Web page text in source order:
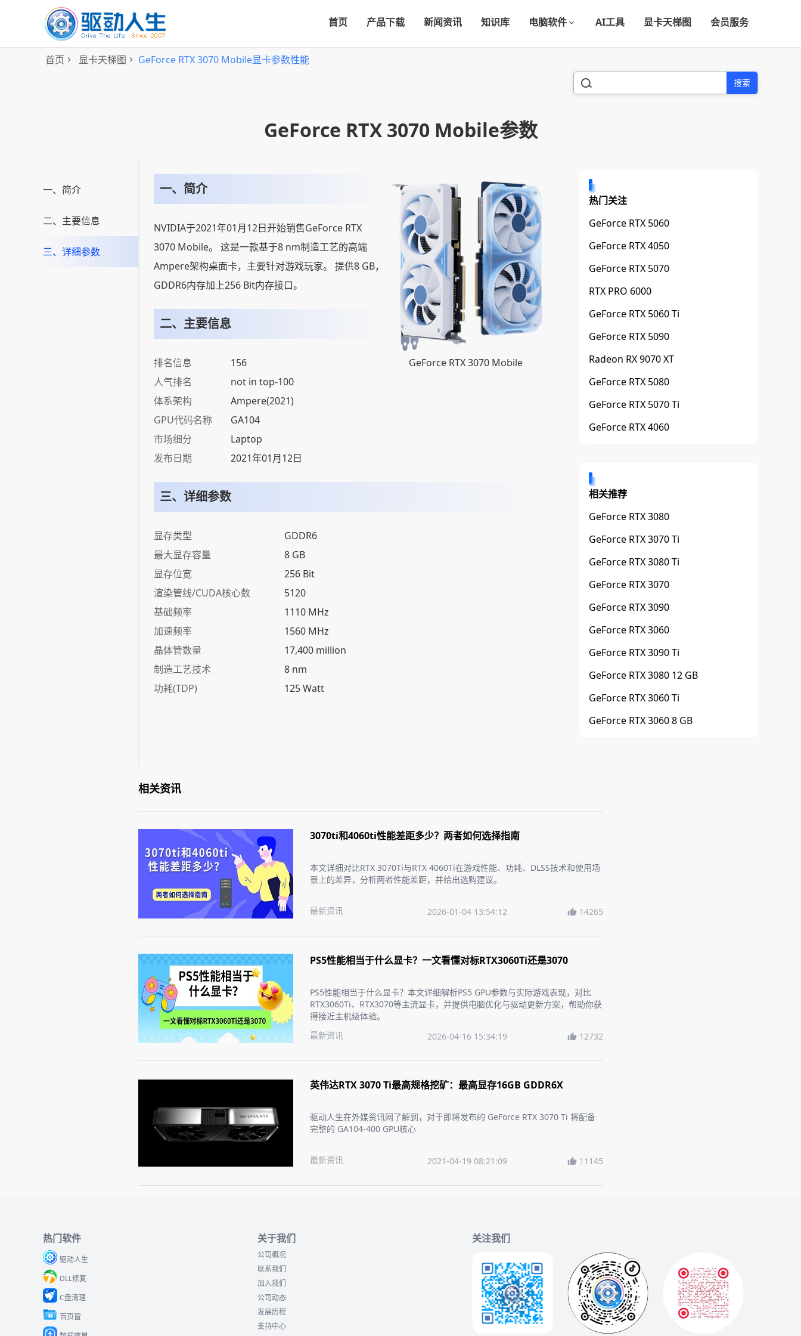
首页 产品下载 新闻资讯 知识库 电脑软件 AI工具 显卡天梯图 会员服务
首页 显卡天梯图 GeForce RTX 3070 Mobile显卡参数性能
搜索
GeForce RTX 3070 Mobile参数
一、简介
二、主要信息
三、详细参数
一、简介
NVIDIA于2021年01月12日开始销售GeForce RTX
3070 Mobile。 这是一款基于8 nm制造工艺的高端
Ampere架构桌面卡，主要针对游戏玩家。 提供8 GB，
GDDR6内存加上256 Bit内存接口。
二、主要信息
排名信息
156
人气排名
not in top-100
体系架构
Ampere(2021)
GPU代码名称
GA104
市场细分
Laptop
发布日期
2021年01月12日
GeForce RTX 3070 Mobile
三、详细参数
显存类型
GDDR6
最大显存容量
8 GB
显存位宽
256 Bit
渲染管线/CUDA核心数
5120
基础频率
1110 MHz
加速频率
1560 MHz
晶体管数量
17,400 million
制造工艺技术
8 nm
功耗(TDP)
125 Watt
热门关注
GeForce RTX 5060
GeForce RTX 4050
GeForce RTX 5070
RTX PRO 6000
GeForce RTX 5060 Ti
GeForce RTX 5090
Radeon RX 9070 XT
GeForce RTX 5080
GeForce RTX 5070 Ti
GeForce RTX 4060
相关推荐
GeForce RTX 3080
GeForce RTX 3070 Ti
GeForce RTX 3080 Ti
GeForce RTX 3070
GeForce RTX 3090
GeForce RTX 3060
GeForce RTX 3090 Ti
GeForce RTX 3080 12 GB
GeForce RTX 3060 Ti
GeForce RTX 3060 8 GB
相关资讯
3070ti和4060ti性能差距多少？两者如何选择指南
本文详细对比RTX 3070Ti与RTX 4060Ti在游戏性能、功耗、DLSS技术和使用场
景上的差异，分析两者性能差距，并给出选购建议。
最新资讯 2026-01-04 13:54:12 14265
PS5性能相当于什么显卡？一文看懂对标RTX3060Ti还是3070
PS5性能相当于什么显卡？本文详细解析PS5 GPU参数与实际游戏表现，对比
RTX3060Ti、RTX3070等主流显卡，并提供电脑优化与驱动更新方案，帮助你获
得接近主机级体验。
最新资讯
2026-04-16 15:34:19 12732
英伟达RTX 3070 Ti最高规格挖矿：最高显存16GB GDDR6X
驱动人生在外媒资讯网了解到，对于即将发布的 GeForce RTX 3070 Ti 将配备
完整的 GA104-400 GPU核心
最新资讯 2021-04-19 08:21:09 11145
热门软件
驱动人生
DLL修复
C盘清理
百页窗
关于我们
公司概况
联系我们
加入我们
公司动态
发展历程
支持中心
关注我们